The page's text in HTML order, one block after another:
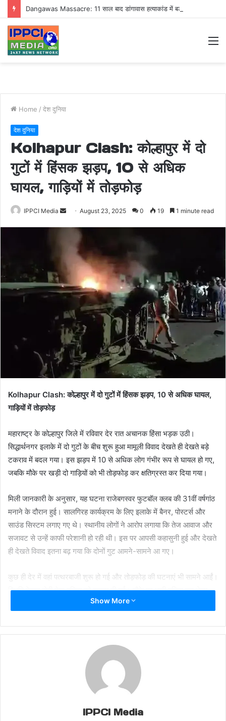
Home / देश दुनिया
देश दुनिया
Kolhapur Clash: कोल्हापुर में दो
गुटों में हिंसक झड़प, 10 से अधिक
घायल, गाड़ियों में तोड़फोड़
IPPCI Media
Send
email
August 23, 2025 0 19 1 minute read
Kolhapur Clash: कोल्हापुर में दो गुटों में हिंसक झड़प, 10 से अधिक घायल,
गाड़ियों में तोड़फोड़
महाराष्ट्र के कोल्हापुर जिले में रविवार देर रात अचानक हिंसा भड़क उठी।
सिद्धार्थनगर इलाके में दो गुटों के बीच शुरू हुआ मामूली विवाद देखते ही देखते बड़े
टकराव में बदल गया। इस झड़प में 10 से अधिक लोग गंभीर रूप से घायल हो गए,
जबकि मौके पर खड़ी दो गाड़ियों को भी तोड़फोड़ कर क्षतिग्रस्त कर दिया गया।
मिली जानकारी के अनुसार, यह घटना राजेबगस्वर फुटबॉल क्लब की 31वीं वर्षगांठ
मनाने के दौरान हुई। सालगिरह कार्यक्रम के लिए इलाके में बैनर, पोस्टर्स और
साउंड सिस्टम लगाए गए थे। स्थानीय लोगों ने आरोप लगाया कि तेज आवाज और
सजावट से उन्हें काफी परेशानी हो रही थी। इस पर आपसी कहासुनी हुई और देखते
ही देखते विवाद इतना बढ़ गया कि दोनों गुट आमने-सामने आ गए।
कुछ ही देर में वहां पत्थरबाजी शुरू हो गई और तोड़फोड़ की घटनाएं भी सामने आईं।
स्थिति बेकाबू होती देख पुलिस को सूचना दी गई। मौके पर भारी पुलिस बल भेजा
गया। करीब 200 से अधिक पुलिसकर्मियों की तैनाती के बाद हालात पर काबू पाया
हुआ। फिलहाल घायलों को नजदीकी अस्पताल में भर्ती कराया गया है और उनकी
हालत पर नजर रखी जा रही है। पुलिस ने घटनास्थल पर शांति व्यवस्था बहाल कर
दी है और स्थिति फिलहाल नियंत्रण में है।
स्थानीय प्रशासन ने लोगों से अपील की है कि वे किसी भी तरह की अफवाह पर
Show More
IPPCI Media